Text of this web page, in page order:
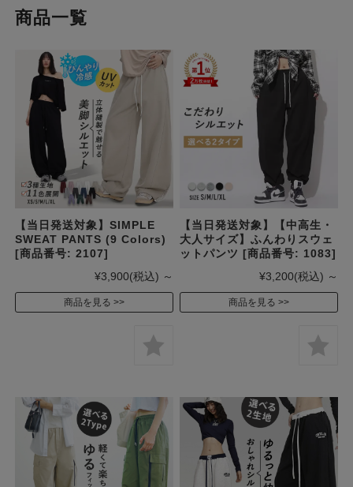
商品一覧
【当日発送対象】SIMPLE
SWEAT PANTS (9 Colors)
[商品番号: 2107]
¥3,900(税込) ～
商品を見る
【当日発送対象】【中高生・
大人サイズ】ふんわりスウェ
ットパンツ [商品番号: 1083]
¥3,200(税込) ～
商品を見る